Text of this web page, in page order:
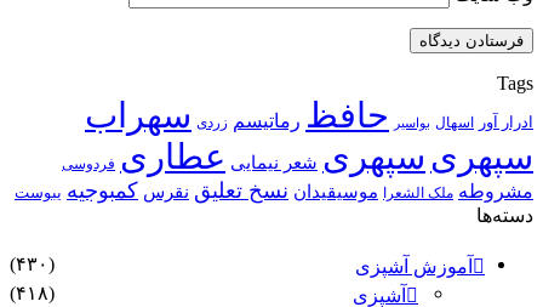
Tags
ادرار آور اسهال بواسیر حافظ رماتیسم زردی سهراب
سپهری سپهری شعر نیمایی عطاری فردوسی
مشروطه ملک الشعرا موسیقیدان نسخ تعلیق نقرس کمبوجیه یبوست
دسته‌ها
آموزش آشپزی
(۴۳۰)
آشپزی
(۴۱۸)